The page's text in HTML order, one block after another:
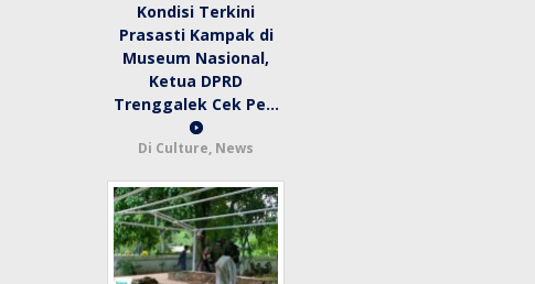
Kondisi Terkini
Prasasti Kampak di
Museum Nasional,
Ketua DPRD
Trenggalek Cek Pe…
Di Culture, News